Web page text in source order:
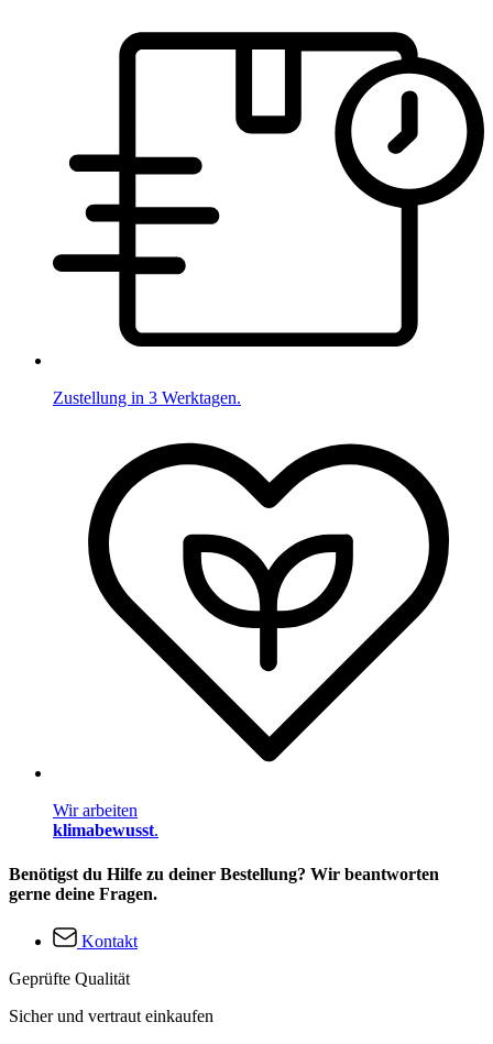
Zustellung in 3 Werktagen.
Wir arbeiten
klimabewusst.
Benötigst du Hilfe zu deiner Bestellung? Wir beantworten
gerne deine Fragen.
Kontakt
Geprüfte Qualität
Sicher und vertraut einkaufen